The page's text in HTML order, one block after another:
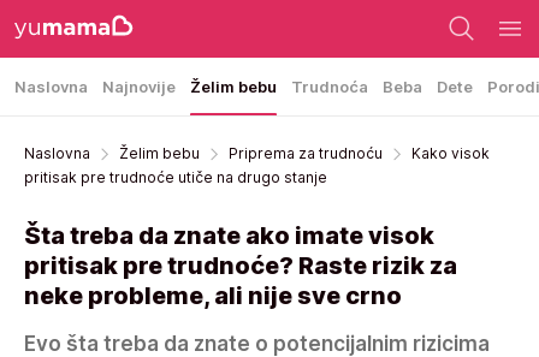
Naslovna Najnovije Želim bebu Trudnoća Beba Dete
Naslovna Želim bebu Priprema za trudnoću
Kako visok
pritisak pre trudnoće utiče na drugo stanje
Šta treba da znate ako imate visok
pritisak pre trudnoće? Raste rizik za
neke probleme, ali nije sve crno
Evo šta treba da znate o potencijalnim rizicima